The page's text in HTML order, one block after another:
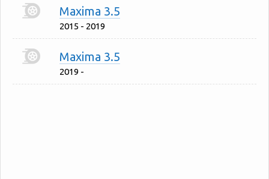
Maxima 3.5
2015 - 2019
Maxima 3.5
2019 -